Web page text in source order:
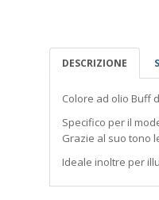
DESCRIZIONE
Colore ad olio Buff
Specifico per il
Grazie al suo tono
Ideale inoltre per